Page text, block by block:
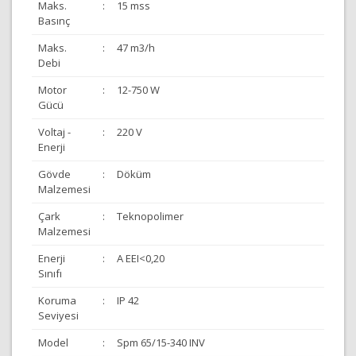
Maks.
Basınç
: 15 mss
Maks.
Debi
: 47 m3/h
Motor
Gücü
: 12-750 W
Voltaj -
Enerji
: 220 V
Gövde
Malzemesi
: Döküm
Çark
Malzemesi
: Teknopolimer
Enerji
Sınıfı
: A EEI<0,20
Koruma
Seviyesi
: IP 42
Model :
Spm 65/15-340 INV